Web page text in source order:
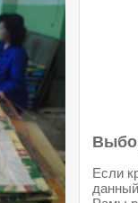
Если